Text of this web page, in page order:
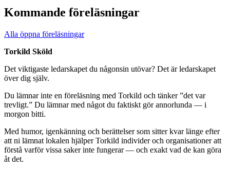
Kommande föreläsningar
Alla öppna föreläsningar
Torkild Sköld
Det viktigaste ledarskapet du någonsin utövar? Det är ledarskapet
över dig själv.
Du lämnar inte en föreläsning med Torkild och tänker ”det var
trevligt.” Du lämnar med något du faktiskt gör annorlunda — i
morgon bitti.
Med humor, igenkänning och berättelser som sitter kvar länge efter
att ni lämnat lokalen hjälper Torkild individer och organisationer att
förstå varför vissa saker inte fungerar — och exakt vad de kan göra
åt det.